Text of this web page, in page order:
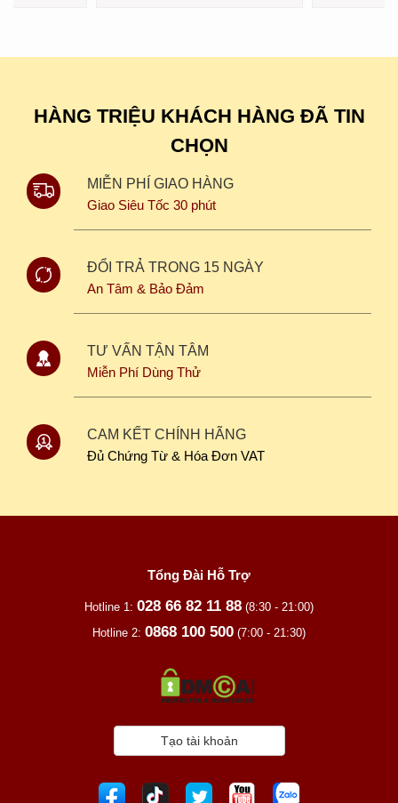
HÀNG TRIỆU KHÁCH HÀNG ĐÃ TIN
CHỌN
MIỄN PHÍ GIAO HÀNG
Giao Siêu Tốc 30 phút
ĐỔI TRẢ TRONG 15 NGÀY
An Tâm & Bảo Đảm
TƯ VẤN TẬN TÂM
Miễn Phí Dùng Thử
CAM KẾT CHÍNH HÃNG
Đủ Chứng Từ & Hóa Đơn VAT
Tổng Đài Hỗ Trợ
Hotline 1: 028 66 82 11 88 (8:30 - 21:00)
Hotline 2: 0868 100 500 (7:00 - 21:30)
Tạo tài khoản